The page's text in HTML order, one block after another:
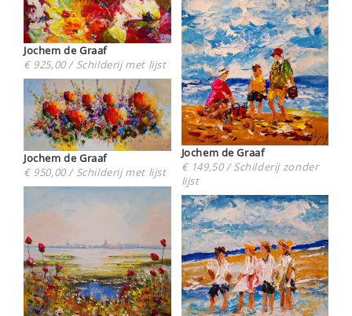
Jochem de Graaf
€ 925,00 / Schilderij met lijst
Jochem de Graaf
€ 950,00 / Schilderij met lijst
Jochem de Graaf
€ 149,50 / Schilderij zonder
lijst